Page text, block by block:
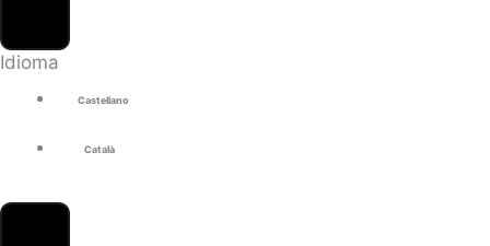
Idioma
Castellano
Català